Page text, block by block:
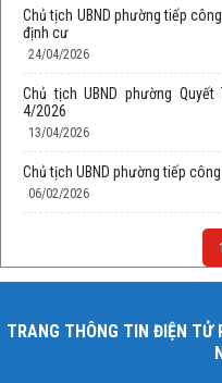
Chủ tịch UBND phường tiếp
định cư
24/04/2026
Chủ tịch UBND phường
4/2026
13/04/2026
Chủ tịch UBND phường tiếp
06/02/2026
1
TRANG THÔNG TIN ĐIỆN TỬ